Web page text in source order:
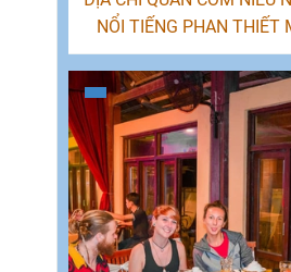
NỔI TIẾNG PHAN THIẾT